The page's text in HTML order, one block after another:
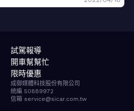
試駕報導
開車幫幫忙
限時優惠
成御媒體科技股份有限公司
統編 50889972
信箱 service@sicar.com.tw